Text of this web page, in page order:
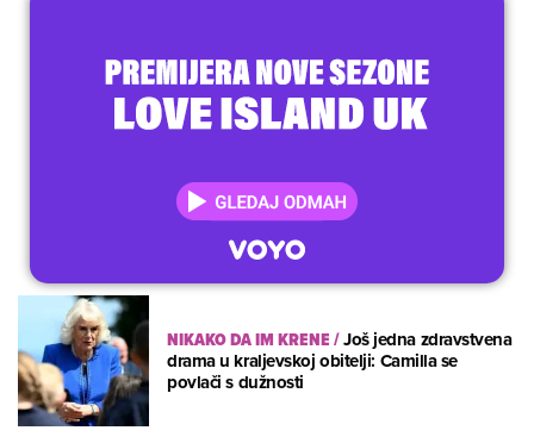
NIKAKO DA IM KRENE/Još jedna zdravstvena
drama u kraljevskoj obitelji: Camilla se
povlači s dužnosti